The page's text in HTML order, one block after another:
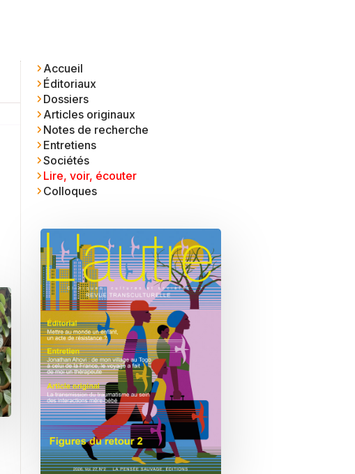
Accueil
Éditoriaux
Dossiers
Articles originaux
Notes de recherche
Entretiens
Sociétés
Lire, voir, écouter
Colloques